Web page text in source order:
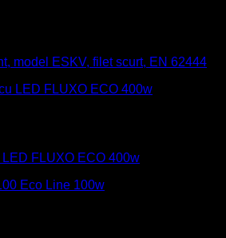
model ESKV, filet scurt, EN 62444
FLUXO ECO 400w